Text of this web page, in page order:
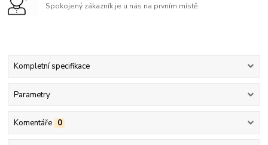
Spokojený zákazník je u nás na prvním místě.
Kompletní specifikace
Parametry
Komentáře 0